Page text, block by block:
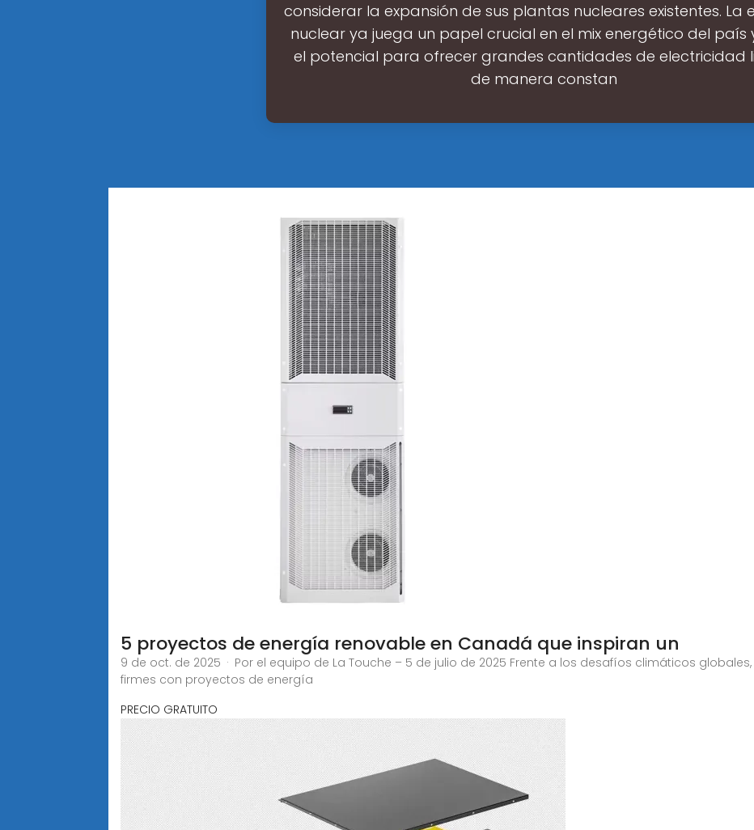
considerar la expansión de sus plantas nucleares existentes. La
nuclear ya juega un papel crucial en el mix energético del país
el potencial para ofrecer grandes cantidades de electricidad
de manera constan
5 proyectos de energía renovable en Canadá que inspiran un
9 de oct. de 2025 · Por el equipo de La Touche – 5 de julio de 2025 Frente a los desafíos climáticos
firmes con proyectos de energía
PRECIO GRATUITO